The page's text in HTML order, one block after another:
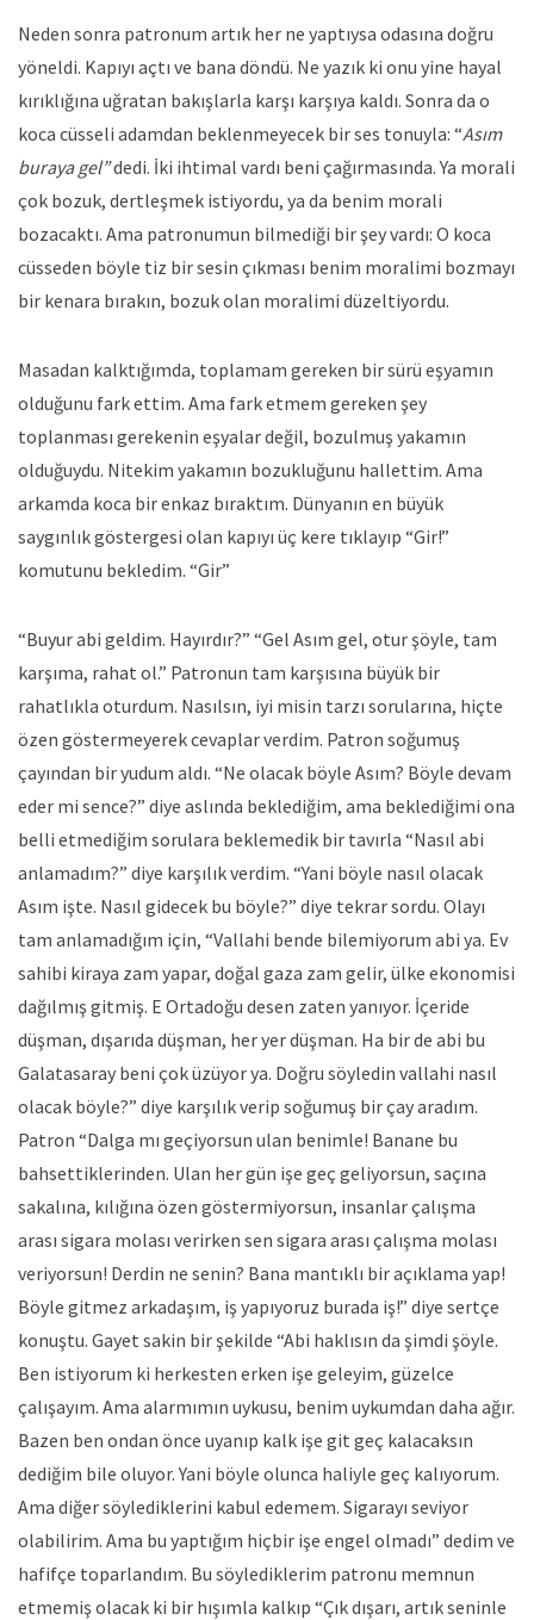
Neden sonra patronum artık her ne yaptıysa odasına doğru
yöneldi. Kapıyı açtı ve bana döndü. Ne yazık ki onu yine hayal
kırıklığına uğratan bakışlarla karşı karşıya kaldı. Sonra da o
koca cüsseli adamdan beklenmeyecek bir ses tonuyla: “Asım
buraya gel”dedi. İki ihtimal vardı beni çağırmasında. Ya morali
çok bozuk, dertleşmek istiyordu, ya da benim morali
bozacaktı. Ama patronumun bilmediği bir şey vardı: O koca
cüsseden böyle tiz bir sesin çıkması benim moralimi bozmayı
bir kenara bırakın, bozuk olan moralimi düzeltiyordu.
Masadan kalktığımda, toplamam gereken bir sürü eşyamın
olduğunu fark ettim. Ama fark etmem gereken şey
toplanması gerekenin eşyalar değil, bozulmuş yakamın
olduğuydu. Nitekim yakamın bozukluğunu hallettim. Ama
arkamda koca bir enkaz bıraktım. Dünyanın en büyük
saygınlık göstergesi olan kapıyı üç kere tıklayıp “Gir!”
komutunu bekledim. “Gir”
“Buyur abi geldim. Hayırdır?” “Gel Asım gel, otur şöyle, tam
karşıma, rahat ol.” Patronun tam karşısına büyük bir
rahatlıkla oturdum. Nasılsın, iyi misin tarzı sorularına, hiçte
özen göstermeyerek cevaplar verdim. Patron soğumuş
çayından bir yudum aldı. “Ne olacak böyle Asım? Böyle devam
eder mi sence?” diye aslında beklediğim, ama beklediğimi ona
belli etmediğim sorulara beklemedik bir tavırla “Nasıl abi
anlamadım?” diye karşılık verdim. “Yani böyle nasıl olacak
Asım işte. Nasıl gidecek bu böyle?” diye tekrar sordu. Olayı
tam anlamadığım için, “Vallahi bende bilemiyorum abi ya. Ev
sahibi kiraya zam yapar, doğal gaza zam gelir, ülke ekonomisi
dağılmış gitmiş. E Ortadoğu desen zaten yanıyor. İçeride
düşman, dışarıda düşman, her yer düşman. Ha bir de abi bu
Galatasaray beni çok üzüyor ya. Doğru söyledin vallahi nasıl
olacak böyle?” diye karşılık verip soğumuş bir çay aradım.
Patron “Dalga mı geçiyorsun ulan benimle! Banane bu
bahsettiklerinden. Ulan her gün işe geç geliyorsun, saçına
sakalına, kılığına özen göstermiyorsun, insanlar çalışma
arası sigara molası verirken sen sigara arası çalışma molası
veriyorsun! Derdin ne senin? Bana mantıklı bir açıklama yap!
Böyle gitmez arkadaşım, iş yapıyoruz burada iş!” diye sertçe
konuştu. Gayet sakin bir şekilde “Abi haklısın da şimdi şöyle.
Ben istiyorum ki herkesten erken işe geleyim, güzelce
çalışayım. Ama alarmımın uykusu, benim uykumdan daha ağır.
Bazen ben ondan önce uyanıp kalk işe git geç kalacaksın
dediğim bile oluyor. Yani böyle olunca haliyle geç kalıyorum.
Ama diğer söylediklerini kabul edemem. Sigarayı seviyor
olabilirim. Ama bu yaptığım hiçbir işe engel olmadı” dedim ve
hafifçe toparlandım. Bu söylediklerim patronu memnun
etmemiş olacak ki bir hışımla kalkıp “Çık dışarı, artık seninle